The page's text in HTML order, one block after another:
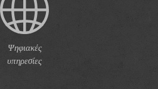
Ψηφιακές
υπηρεσίες